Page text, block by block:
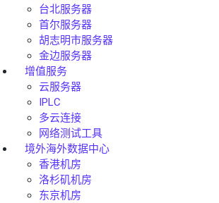
台北服务器
首尔服务器
胡志明市服务器
金边服务器
增值服务
云服务器
IPLC
多云连接
网络测试工具
境外海外数据中心
香港机房
洛杉矶机房
东京机房